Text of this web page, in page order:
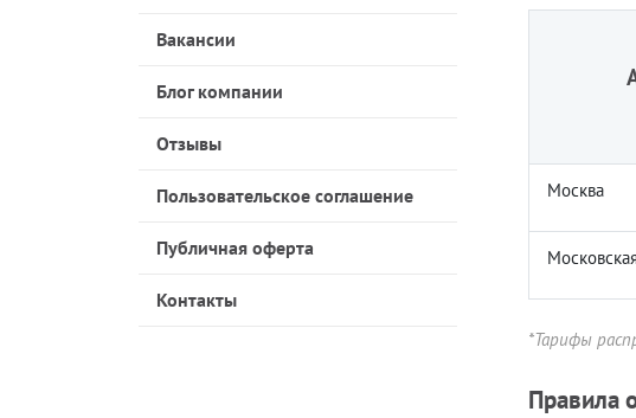
Вакансии
Блог компании
Отзывы
Пользовательское соглашение
Публичная оферта
Контакты
Москва
*Тарифы
Правила